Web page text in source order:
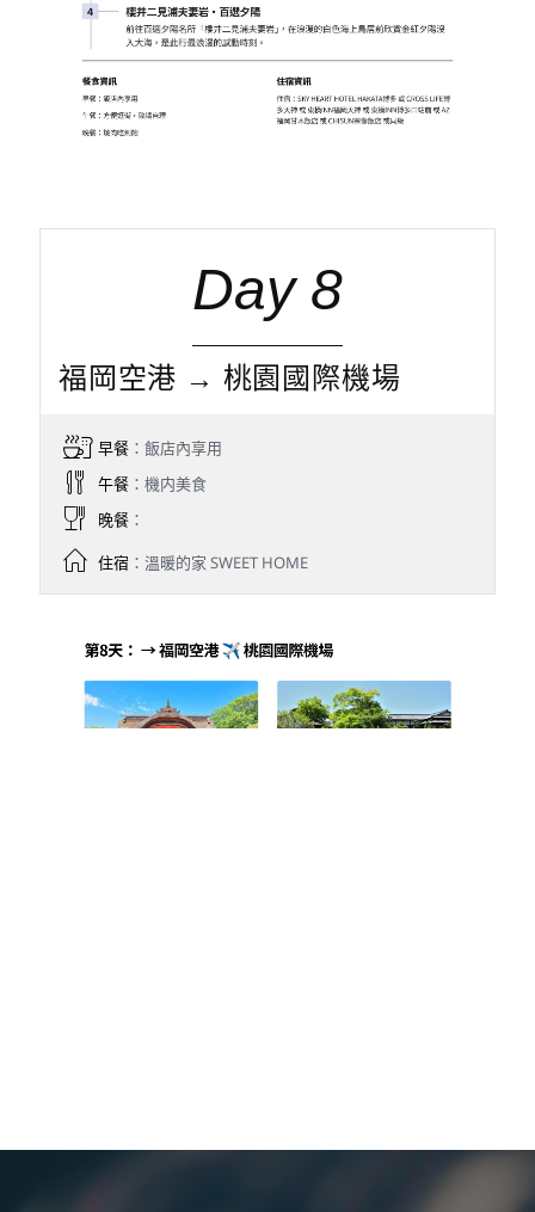
Day 8
福岡空港 → 桃園國際機場
早餐：飯店內享用
午餐：機内美食
晚餐：
住宿：溫暖的家 SWEET HOME